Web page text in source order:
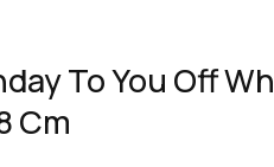
To You Off
Cm